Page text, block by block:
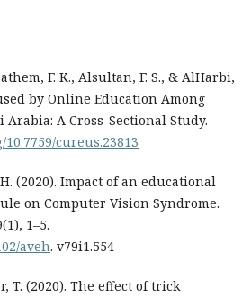
F. K., Alsultan, F. S., & AlHarbi,
by Online Education Among
A Cross-Sectional Study.
cureus.23813
(2020). Impact of an educational
on Computer Vision Syndrome.
1–5.
aveh. v79i1.554
T. (2020). The effect of trick